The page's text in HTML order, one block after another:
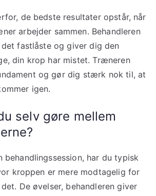
de bedste resultater opstår, når
arbejder sammen. Behandleren
fastlåste og giver dig den
din krop har mistet. Træneren
og gør dig stærk nok til, at
igen.
selv gøre mellem
behandlingssession, har du typisk
kroppen er mere modtagelig for
De øvelser, behandleren giver